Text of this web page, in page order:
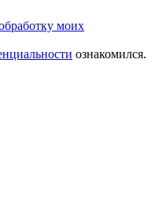
моих
ознакомился.